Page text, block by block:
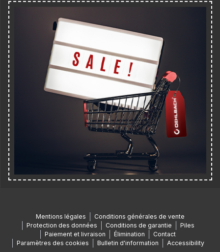
Mentions légales
Conditions générales de vente
Protection des données
Conditions de garantie
Piles
Paiement et livraison
Élimination
Contact
Paramètres des cookies
Bulletin d'information Accessibility